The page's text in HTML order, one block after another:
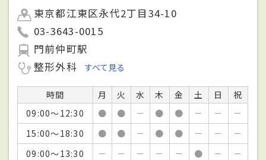
東京都江東区永代2丁目34-10
03-3643-0015
門前仲町駅
整形外科
すべて見る
時間 月 火 水 木 金 土 日
祝
09:00～12:30
● ● － ● ● － －
－
15:00～18:30
● ● － ● ● － －
－
09:00～13:30
－ － － － － ● －
－